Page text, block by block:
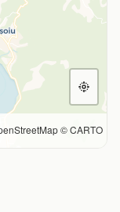
© CARTO